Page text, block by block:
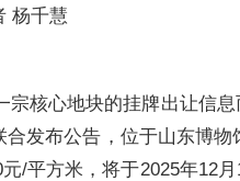
杨千慧
宗核心地块的挂牌出让信
发布公告，位于山东博
/平方米，将于2025年12